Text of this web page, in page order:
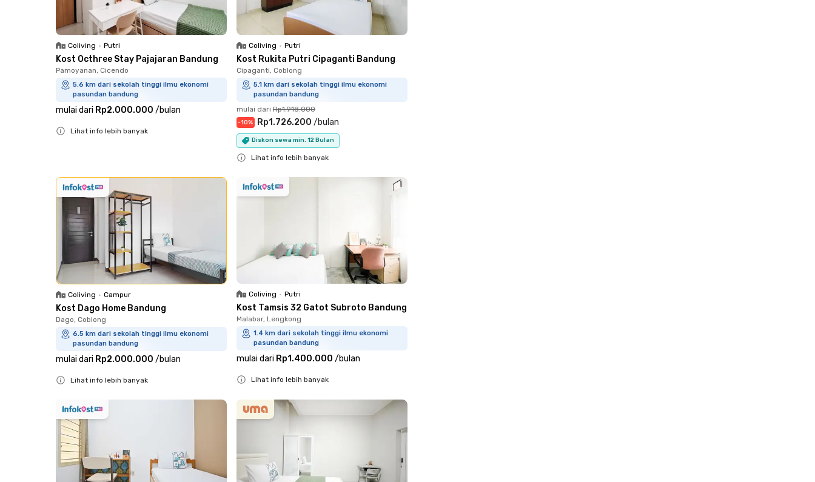
Coliving • Putri
Kost Octhree Stay Pajajaran Bandung
Pamoyanan, Cicendo
5.6 km dari sekolah tinggi ilmu ekonomi
pasundan bandung
mulai dari Rp2.000.000 /bulan
Lihat info lebih banyak
Coliving • Putri
Kost Rukita Putri Cipaganti Bandung
Cipaganti, Coblong
5.1 km dari sekolah tinggi ilmu ekonomi
pasundan bandung
mulai dari Rp1.918.000
-10% Rp1.726.200 /bulan
Diskon sewa min. 12 Bulan
Lihat info lebih banyak
Coliving • Campur
Kost Dago Home Bandung
Dago, Coblong
6.5 km dari sekolah tinggi ilmu ekonomi
pasundan bandung
mulai dari Rp2.000.000 /bulan
Lihat info lebih banyak
Coliving • Putri
Kost Tamsis 32 Gatot Subroto Bandung
Malabar, Lengkong
1.4 km dari sekolah tinggi ilmu ekonomi
pasundan bandung
mulai dari Rp1.400.000 /bulan
Lihat info lebih banyak